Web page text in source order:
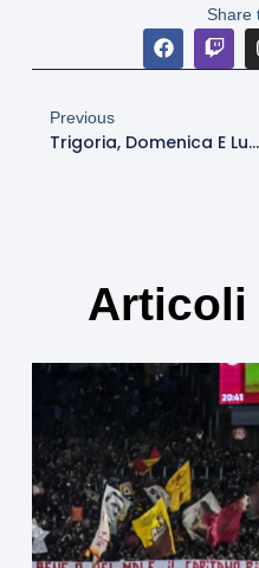
Share
Previous
Trigoria, Domenica E Lunedì Di Riposo Per I Giallorossi: Ripresa Martedì Pomeriggio
Articoli